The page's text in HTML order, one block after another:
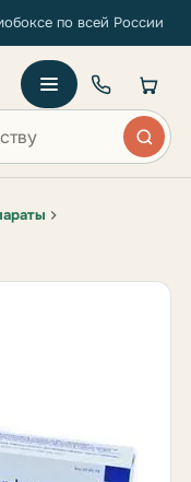
по всей России